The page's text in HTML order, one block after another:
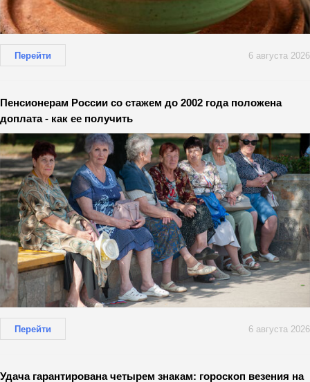
Перейти 6 августа 2026
Пенсионерам России со стажем до 2002 года положена
доплата - как ее получить
Перейти 6 августа 2026
Удача гарантирована четырем знакам: гороскоп везения на